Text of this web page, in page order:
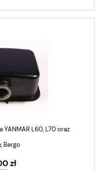
YANMAR L60, L70 oraz
Bergo
zł